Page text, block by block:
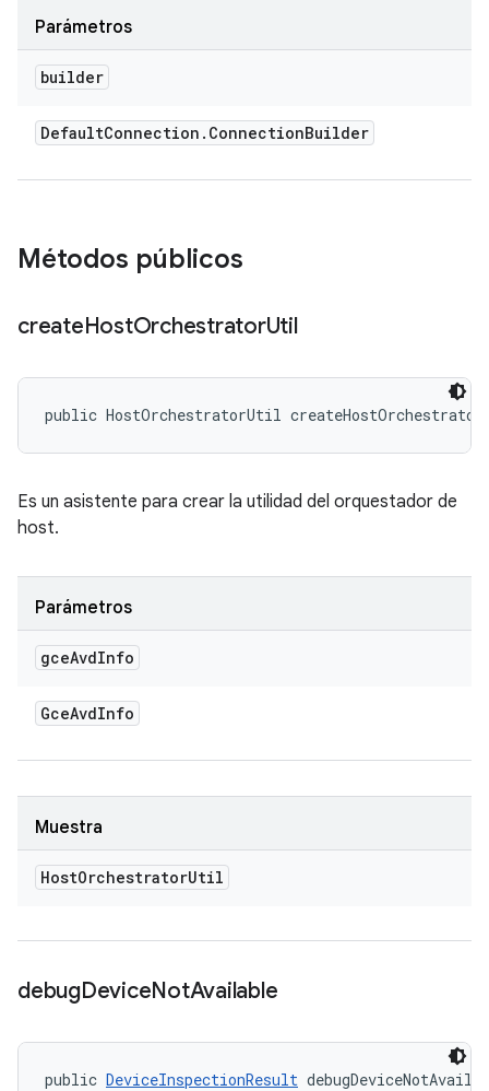
Parámetros
builder
DefaultConnection . ConnectionBuilder
Métodos públicos
createHostOrchestratorUtil
public HostOrchestratorUtil
Es un asistente para crear la utilidad del orquestador de
host.
Parámetros
gceAvdInfo
GceAvdInfo
Muestra
HostOrchestratorUtil
debugDeviceNotAvailable
public DeviceInspectionResult